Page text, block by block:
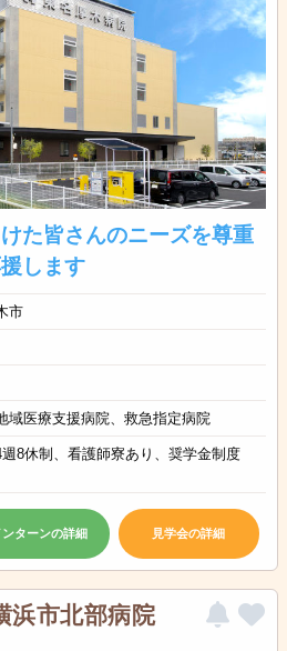
た皆さんのニーズを尊重
します
市
域医療支援病院、救急指定病院
8休制、看護師寮あり、奨学金制度
ンターンの詳細 見学会の詳細
浜市北部病院